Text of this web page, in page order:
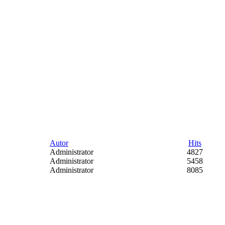
Autor
Hits
Administrator
4827
Administrator
5458
Administrator 8085